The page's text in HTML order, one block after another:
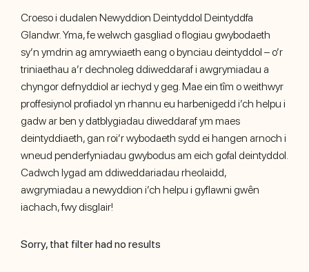
Croeso i dudalen Newyddion Deintyddol Deintyddfa
Glandwr. Yma, fe welwch gasgliad o flogiau gwybodaeth
sy’n ymdrin ag amrywiaeth eang o bynciau deintyddol – o’r
triniaethau a’r dechnoleg ddiweddaraf i awgrymiadau a
chyngor defnyddiol ar iechyd y geg. Mae ein tîm o weithwyr
proffesiynol profiadol yn rhannu eu harbenigedd i’ch helpu i
gadw ar ben y datblygiadau diweddaraf ym maes
deintyddiaeth, gan roi’r wybodaeth sydd ei hangen arnoch i
wneud penderfyniadau gwybodus am eich gofal deintyddol.
Cadwch lygad am ddiweddariadau rheolaidd,
awgrymiadau a newyddion i’ch helpu i gyflawni gwên
iachach, fwy disglair!
Sorry, that filter had no results